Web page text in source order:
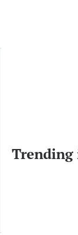
Trending